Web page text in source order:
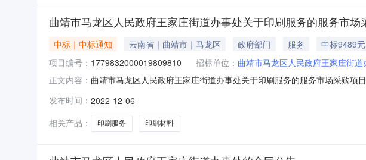
曲靖市马龙区人民政府王家庄街道办事处关于印刷服务的服务市场
中标｜中标通知 云南省｜曲靖市｜马龙区 政府部门 服务
中标9489元
项目编号： 1779832000019809810 招标单位： 曲靖市马龙区人民政府王家庄街道
正文内容： 曲靖市马龙区人民政府王家庄街道办事处关于印刷服务的服务市场采购
采购计划金额（元）:项目所在行政区划名称:云南省曲靖市马龙区报价起
发布时间： 2022-12-06
相关产品：
印刷服务 印刷材料